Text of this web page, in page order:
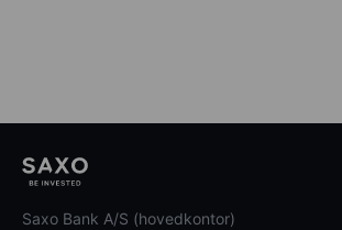
Saxo Bank A/S (hovedkontor)